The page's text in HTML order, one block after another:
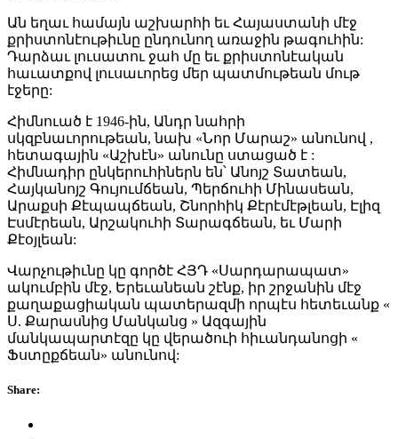
Ան եղաւ համայն աշխարհի եւ Հայաստանի մէջ
քրիստոնէութիւնը ընդունող առաջին թագուհին:
Դարձաւ լուսատու ջահ մը եւ քրիստոնէական
հաւատքով լուսաւորեց մեր պատմութեան մութ
էջերը:
Հիմնուած է 1946-ին, Անդր նահրի
սկզբնաւորութեան, նախ «Նոր Մարաշ» անունով ,
հետագային «Աշխէն» անունը ստացած է :
Հիմնադիր ընկերուհիներն են՝ Անոյշ Տատեան,
Հայկանոյշ Գույումճեան, Պերճուհի Մինասեան,
Արաքսի Քէպապճեան, Շնորհիկ Քէրէմէթլեան, Էլիզ
Էսմէրեան, Արշակուհի Տարագճեան, եւ Մարի
Քէօյլեան:
Վարչութիւնը կը գործէ ՀՅԴ «Սարդարապատ»
ակումբին մէջ, Երեւանեան շէնք, իր շրջանին մէջ
քաղաքացիական պատերազմի որպէս հետեւանք «
Ս. Քարասնից Մանկանց » Ազգային
մանկապարտէզը կը վերածուի հիւանդանոցի «
Ֆստըքճեան» անունով:
Share: